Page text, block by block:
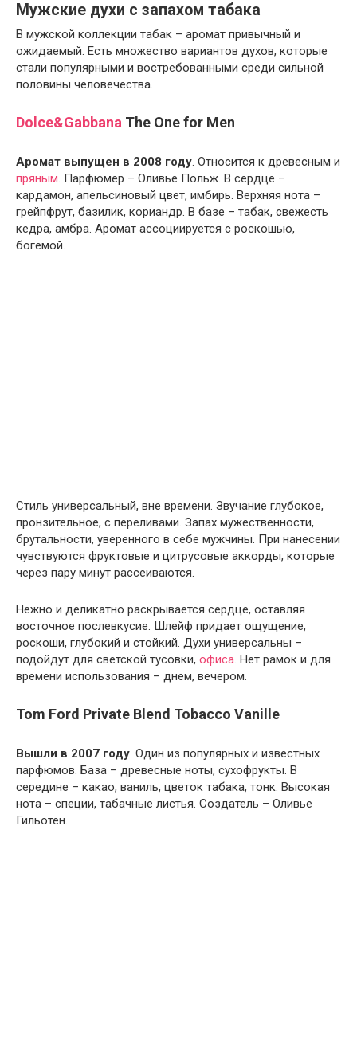
Мужские духи с запахом табака
В мужской коллекции табак – аромат привычный и
ожидаемый. Есть множество вариантов духов, которые
стали популярными и востребованными среди сильной
половины человечества.
Dolce&Gabbana The One for Men
Аромат выпущен в 2008 году. Относится к древесным и
пряным. Парфюмер – Оливье Польж. В сердце –
кардамон, апельсиновый цвет, имбирь. Верхняя нота –
грейпфрут, базилик, кориандр. В базе – табак, свежесть
кедра, амбра. Аромат ассоциируется с роскошью,
богемой.
Стиль универсальный, вне времени. Звучание глубокое,
пронзительное, с переливами. Запах мужественности,
брутальности, уверенного в себе мужчины. При нанесении
чувствуются фруктовые и цитрусовые аккорды, которые
через пару минут рассеиваются.
Нежно и деликатно раскрывается сердце, оставляя
восточное послевкусие. Шлейф придает ощущение,
роскоши, глубокий и стойкий. Духи универсальны –
подойдут для светской тусовки, офиса. Нет рамок и для
времени использования – днем, вечером.
Tom Ford Private Blend Tobacco Vanille
Вышли в 2007 году. Один из популярных и известных
парфюмов. База – древесные ноты, сухофрукты. В
середине – какао, ваниль, цветок табака, тонк. Высокая
нота – специи, табачные листья. Создатель – Оливье
Гильотен.